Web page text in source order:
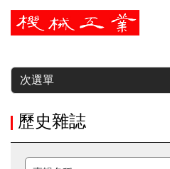
暫停
次選單
歷史雜誌